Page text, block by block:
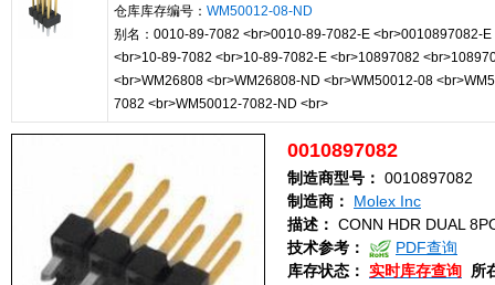
仓库库存编号： WM50012-08-ND
别名：0010-89-7082 <br>0010-89-7082-E <br>0010897082-E
<br>10-89-7082 <br>10-89-7082-E <br>10897082
<br>WM26808 <br>WM26808-ND <br>WM50012-08
7082 <br>WM50012-7082-ND <br>
0010897082
制造商型号： 0010897082
制造商：
Molex Inc
描述： CONN HDR DUAL
技术参考：
PDF查询
库存状态： 实时库存查询
所